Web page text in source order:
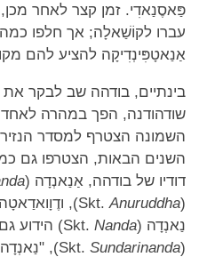
פַּאסֶנַאדִי. זמן קצר לאחר מכן,
עברו לקוֹשַׁאלָה; אך חלפו
אַנַאטָפִּינְדִיקָה להציע להם
בינתיים, בודהה שב לבקר את
שודהודנה, הפך במהרה לאחד
השמונה הצטרף למסדר
השנים הבאות, הצטרפו גם
דודיו של בודהה, אַנַאנְדָה (Skt.
(Skt.
Anuruddha
),
נַאנְדָה (Skt.Nanda
) הידוע
(Skt.
Sundarinanda
),